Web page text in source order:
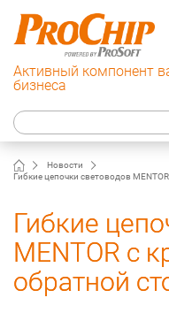
Активный компонент
бизнеса
Новости
Гибкие цепочки световодов
Гибкие
MENTOR с
обратной